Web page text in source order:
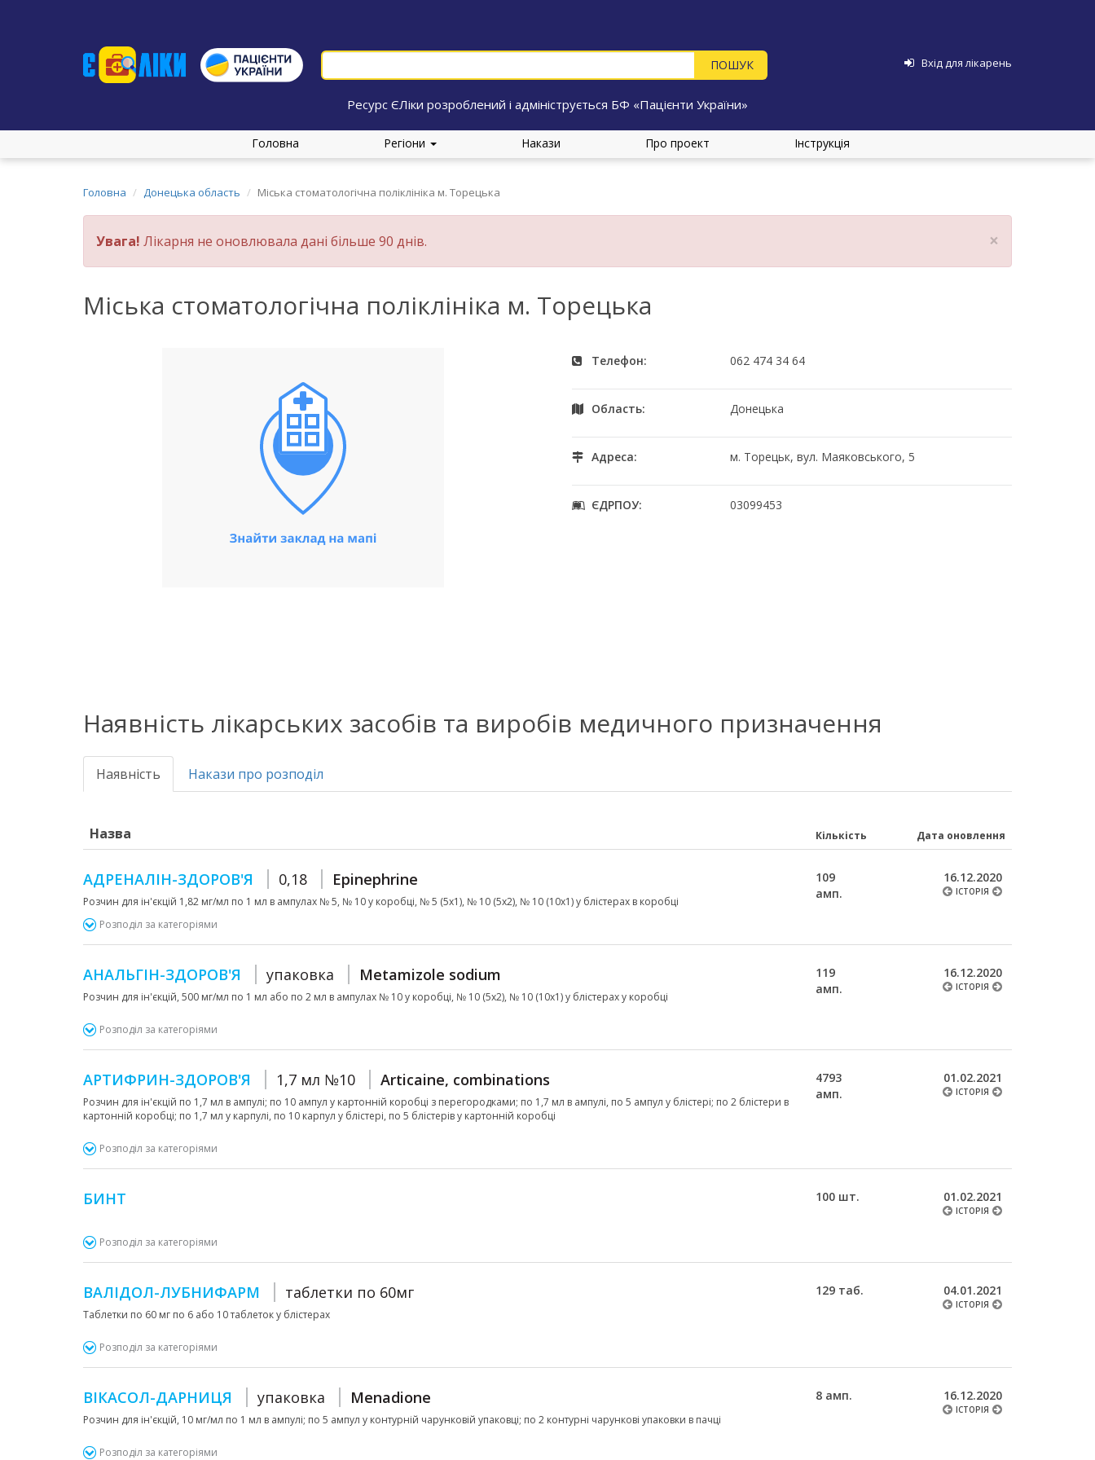
Вхід для лікарень
Ресурс ЄЛіки розроблений і адмініструється БФ «Пацієнти України»
Головна Регіони Накази Про проект Інструкція
Головна Донецька область Міська стоматологічна поліклініка м. Торецька
×
Увага! Лікарня не оновлювала дані більше 90 днів.
Міська стоматологічна поліклініка м. Торецька
Телефон: 062 474 34 64
Область: Донецька
Адреса: м. Торецьк, вул. Маяковського, 5
ЄДРПОУ: 03099453
Наявність лікарських засобів та виробів медичного призначення
Наявність Накази про розподіл
Назва Кількість Дата оновлення
АДРЕНАЛІН-ЗДОРОВ'Я 0,18 Epinephrine
Розчин для ін'єкцій 1,82 мг/мл по 1 мл в ампулах № 5, № 10 у коробці, № 5 (5х1), № 10 (5х2), № 10 (10х1) у блістерах в коробці
109
амп.
16.12.2020
ІСТОРІЯ
Розподіл за категоріями
АНАЛЬГІН-ЗДОРОВ'Я упаковка Metamizole sodium
Розчин для ін'єкцій, 500 мг/мл по 1 мл або по 2 мл в ампулах № 10 у коробці, № 10 (5х2), № 10 (10х1) у блістерах у коробці
119
амп.
16.12.2020
ІСТОРІЯ
Розподіл за категоріями
АРТИФРИН-ЗДОРОВ'Я 1,7 мл №10 Articaine, combinations
Розчин для ін'єкцій по 1,7 мл в ампулі; по 10 ампул у картонній коробці з перегородками; по 1,7 мл в ампулі, по 5 ампул у блістері; по 2 блістери в
картонній коробці; по 1,7 мл у карпулі, по 10 карпул у блістері, по 5 блістерів у картонній коробці
4793
амп.
01.02.2021
ІСТОРІЯ
Розподіл за категоріями
БИНТ 100 шт. 01.02.2021
ІСТОРІЯ
Розподіл за категоріями
ВАЛІДОЛ-ЛУБНИФАРМ таблетки по 60мг
Таблетки по 60 мг по 6 або 10 таблеток у блістерах
129 таб. 04.01.2021
ІСТОРІЯ
Розподіл за категоріями
ВІКАСОЛ-ДАРНИЦЯ упаковка Menadione
Розчин для ін'єкцій, 10 мг/мл по 1 мл в ампулі; по 5 ампул у контурній чарунковій упаковці; по 2 контурні чарункові упаковки в пачці
8 амп. 16.12.2020
ІСТОРІЯ
Розподіл за категоріями